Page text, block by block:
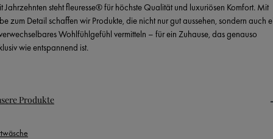
Jahrzehnten steht fleuresse® für höchste Qualität und luxuriösen Komfort. Mit
zum Detail schaffen wir Produkte, die nicht nur gut aussehen, sondern auch
Wohlfühlgefühl vermitteln – für ein Zuhause, das genauso
wie entspannend ist.
Produkte